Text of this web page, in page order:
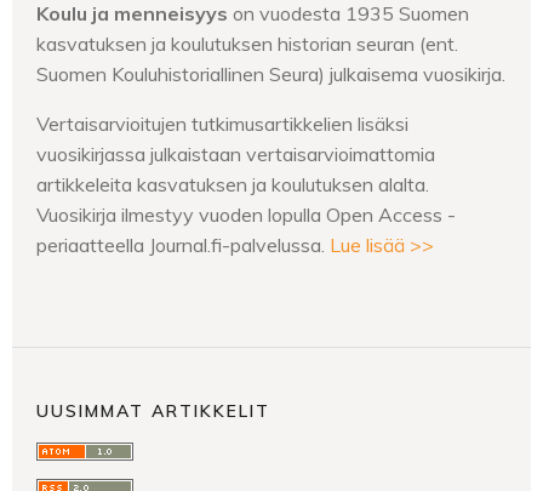
Koulu ja menneisyys on vuodesta 1935 Suomen
kasvatuksen ja koulutuksen historian seuran (ent.
Suomen Kouluhistoriallinen Seura) julkaisema vuosikirja.
Vertaisarvioitujen tutkimusartikkelien lisäksi
vuosikirjassa julkaistaan vertaisarvioimattomia
artikkeleita kasvatuksen ja koulutuksen alalta.
Vuosikirja ilmestyy vuoden lopulla Open Access -
periaatteella Journal.fi-palvelussa. Lue lisää >>
UUSIMMAT ARTIKKELIT